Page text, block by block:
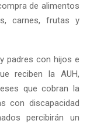
de alimentos
carnes, frutas y
padres con hijos e
reciben la AUH,
que cobran la
con discapacidad
percibirán un